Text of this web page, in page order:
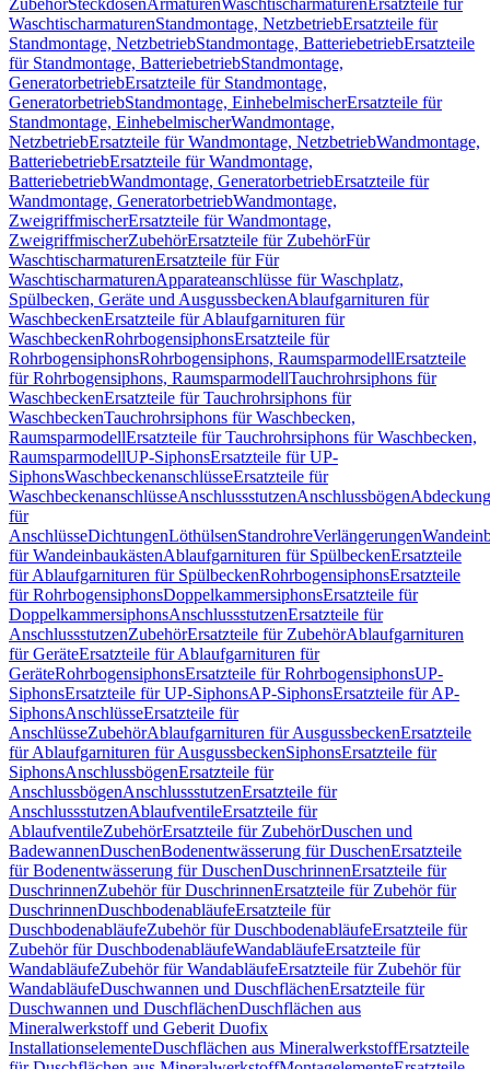
ZubehörSteckdosenArmaturenWaschtischarmaturen Ersatzteile für
WaschtischarmaturenStandmontage, NetzbetriebErsatzteile für
Standmontage, NetzbetriebStandmontage, BatteriebetriebErsatzteile
für Standmontage, BatteriebetriebStandmontage,
GeneratorbetriebErsatzteile für Standmontage,
GeneratorbetriebStandmontage, EinhebelmischerErsatzteile für
Standmontage, EinhebelmischerWandmontage,
NetzbetriebErsatzteile für Wandmontage, NetzbetriebWandmontage,
BatteriebetriebErsatzteile für Wandmontage,
BatteriebetriebWandmontage, GeneratorbetriebErsatzteile für
Wandmontage, GeneratorbetriebWandmontage,
ZweigriffmischerErsatzteile für Wandmontage,
ZweigriffmischerZubehörErsatzteile für ZubehörFür
WaschtischarmaturenErsatzteile für Für
WaschtischarmaturenApparateanschlüsse für Waschplatz,
Spülbecken, Geräte und AusgussbeckenAblaufgarnituren für
WaschbeckenErsatzteile für Ablaufgarnituren für
WaschbeckenRohrbogensiphonsErsatzteile für
RohrbogensiphonsRohrbogensiphons, RaumsparmodellErsatzteile
für Rohrbogensiphons, RaumsparmodellTauchrohrsiphons für
WaschbeckenErsatzteile für Tauchrohrsiphons für
WaschbeckenTauchrohrsiphons für Waschbecken,
RaumsparmodellErsatzteile für Tauchrohrsiphons für Waschbecken,
RaumsparmodellUP-SiphonsErsatzteile für UP-
SiphonsWaschbeckenanschlüsseErsatzteile für
WaschbeckenanschlüsseAnschlussstutzenAnschlussbögen
für
AnschlüsseDichtungenLöthülsenStandrohreVerlängerungen
für WandeinbaukästenAblaufgarnituren für SpülbeckenErsatzteile
für Ablaufgarnituren für SpülbeckenRohrbogensiphonsErsatzteile
für RohrbogensiphonsDoppelkammersiphonsErsatzteile für
DoppelkammersiphonsAnschlussstutzenErsatzteile für
AnschlussstutzenZubehörErsatzteile für ZubehörAblaufgarnituren
für GeräteErsatzteile für Ablaufgarnituren für
GeräteRohrbogensiphonsErsatzteile für RohrbogensiphonsUP-
SiphonsErsatzteile für UP-SiphonsAP-SiphonsErsatzteile für AP-
SiphonsAnschlüsseErsatzteile für
AnschlüsseZubehörAblaufgarnituren für AusgussbeckenErsatzteile
für Ablaufgarnituren für AusgussbeckenSiphonsErsatzteile für
SiphonsAnschlussbögenErsatzteile für
AnschlussbögenAnschlussstutzenErsatzteile für
AnschlussstutzenAblaufventileErsatzteile für
AblaufventileZubehörErsatzteile für ZubehörDuschen und
BadewannenDuschenBodenentwässerung für DuschenErsatzteile
für Bodenentwässerung für DuschenDuschrinnenErsatzteile für
DuschrinnenZubehör für DuschrinnenErsatzteile für Zubehör für
DuschrinnenDuschbodenabläufeErsatzteile für
DuschbodenabläufeZubehör für DuschbodenabläufeErsatzteile für
Zubehör für DuschbodenabläufeWandabläufeErsatzteile für
WandabläufeZubehör für WandabläufeErsatzteile für Zubehör für
WandabläufeDuschwannen und DuschflächenErsatzteile für
Duschwannen und DuschflächenDuschflächen aus
Mineralwerkstoff und Geberit Duofix
InstallationselementeDuschflächen aus MineralwerkstoffErsatzteile